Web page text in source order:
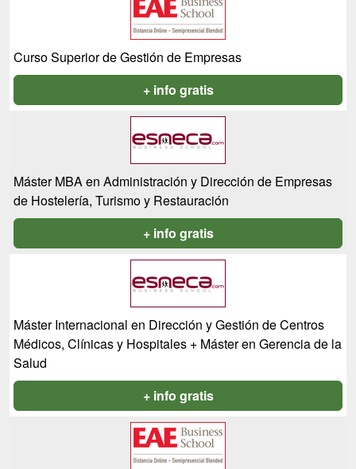
Curso Superior de Gestión de Empresas
+ info gratis
Máster MBA en Administración y Dirección de Empresas
de Hostelería, Turismo y Restauración
+ info gratis
Máster Internacional en Dirección y Gestión de Centros
Médicos, Clínicas y Hospitales + Máster en Gerencia de la
Salud
+ info gratis